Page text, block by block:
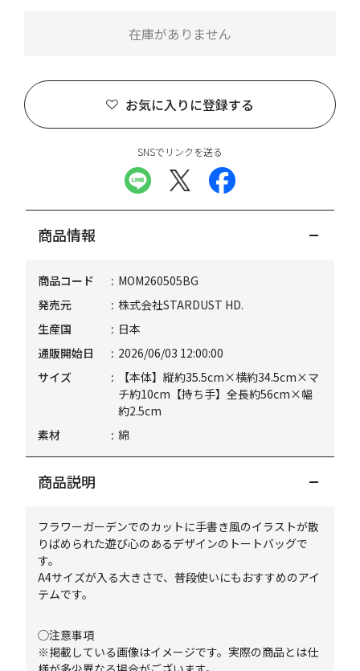
お気に入りに登録する
在庫がありません
SNSでリンクを送る
商品情報
商品コード
MOM260505BG
発売元
株式会社STARDUST HD.
生産国
日本
通販開始日
2026/06/03 12:00:00
サイズ
【本体】縦約35.5cm×横約34.5cm×マ
チ約10cm【持ち手】全長約56cm×幅
約2.5cm
素材
綿
商品説明
フラワーガーデンでのカットに手書き風のイラストが散
りばめられた遊び心のあるデザインのトートバッグで
す。
A4サイズが入る大きさで、普段使いにもおすすめのアイ
テムです。
◯注意事項
※掲載している画像はイメージです。実際の商品とは仕